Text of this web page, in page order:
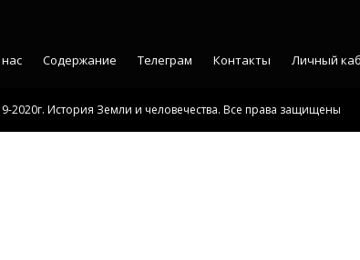
2020г. История Земли и человечества. Все права защищены
Содержание Телеграм Контакты Личный